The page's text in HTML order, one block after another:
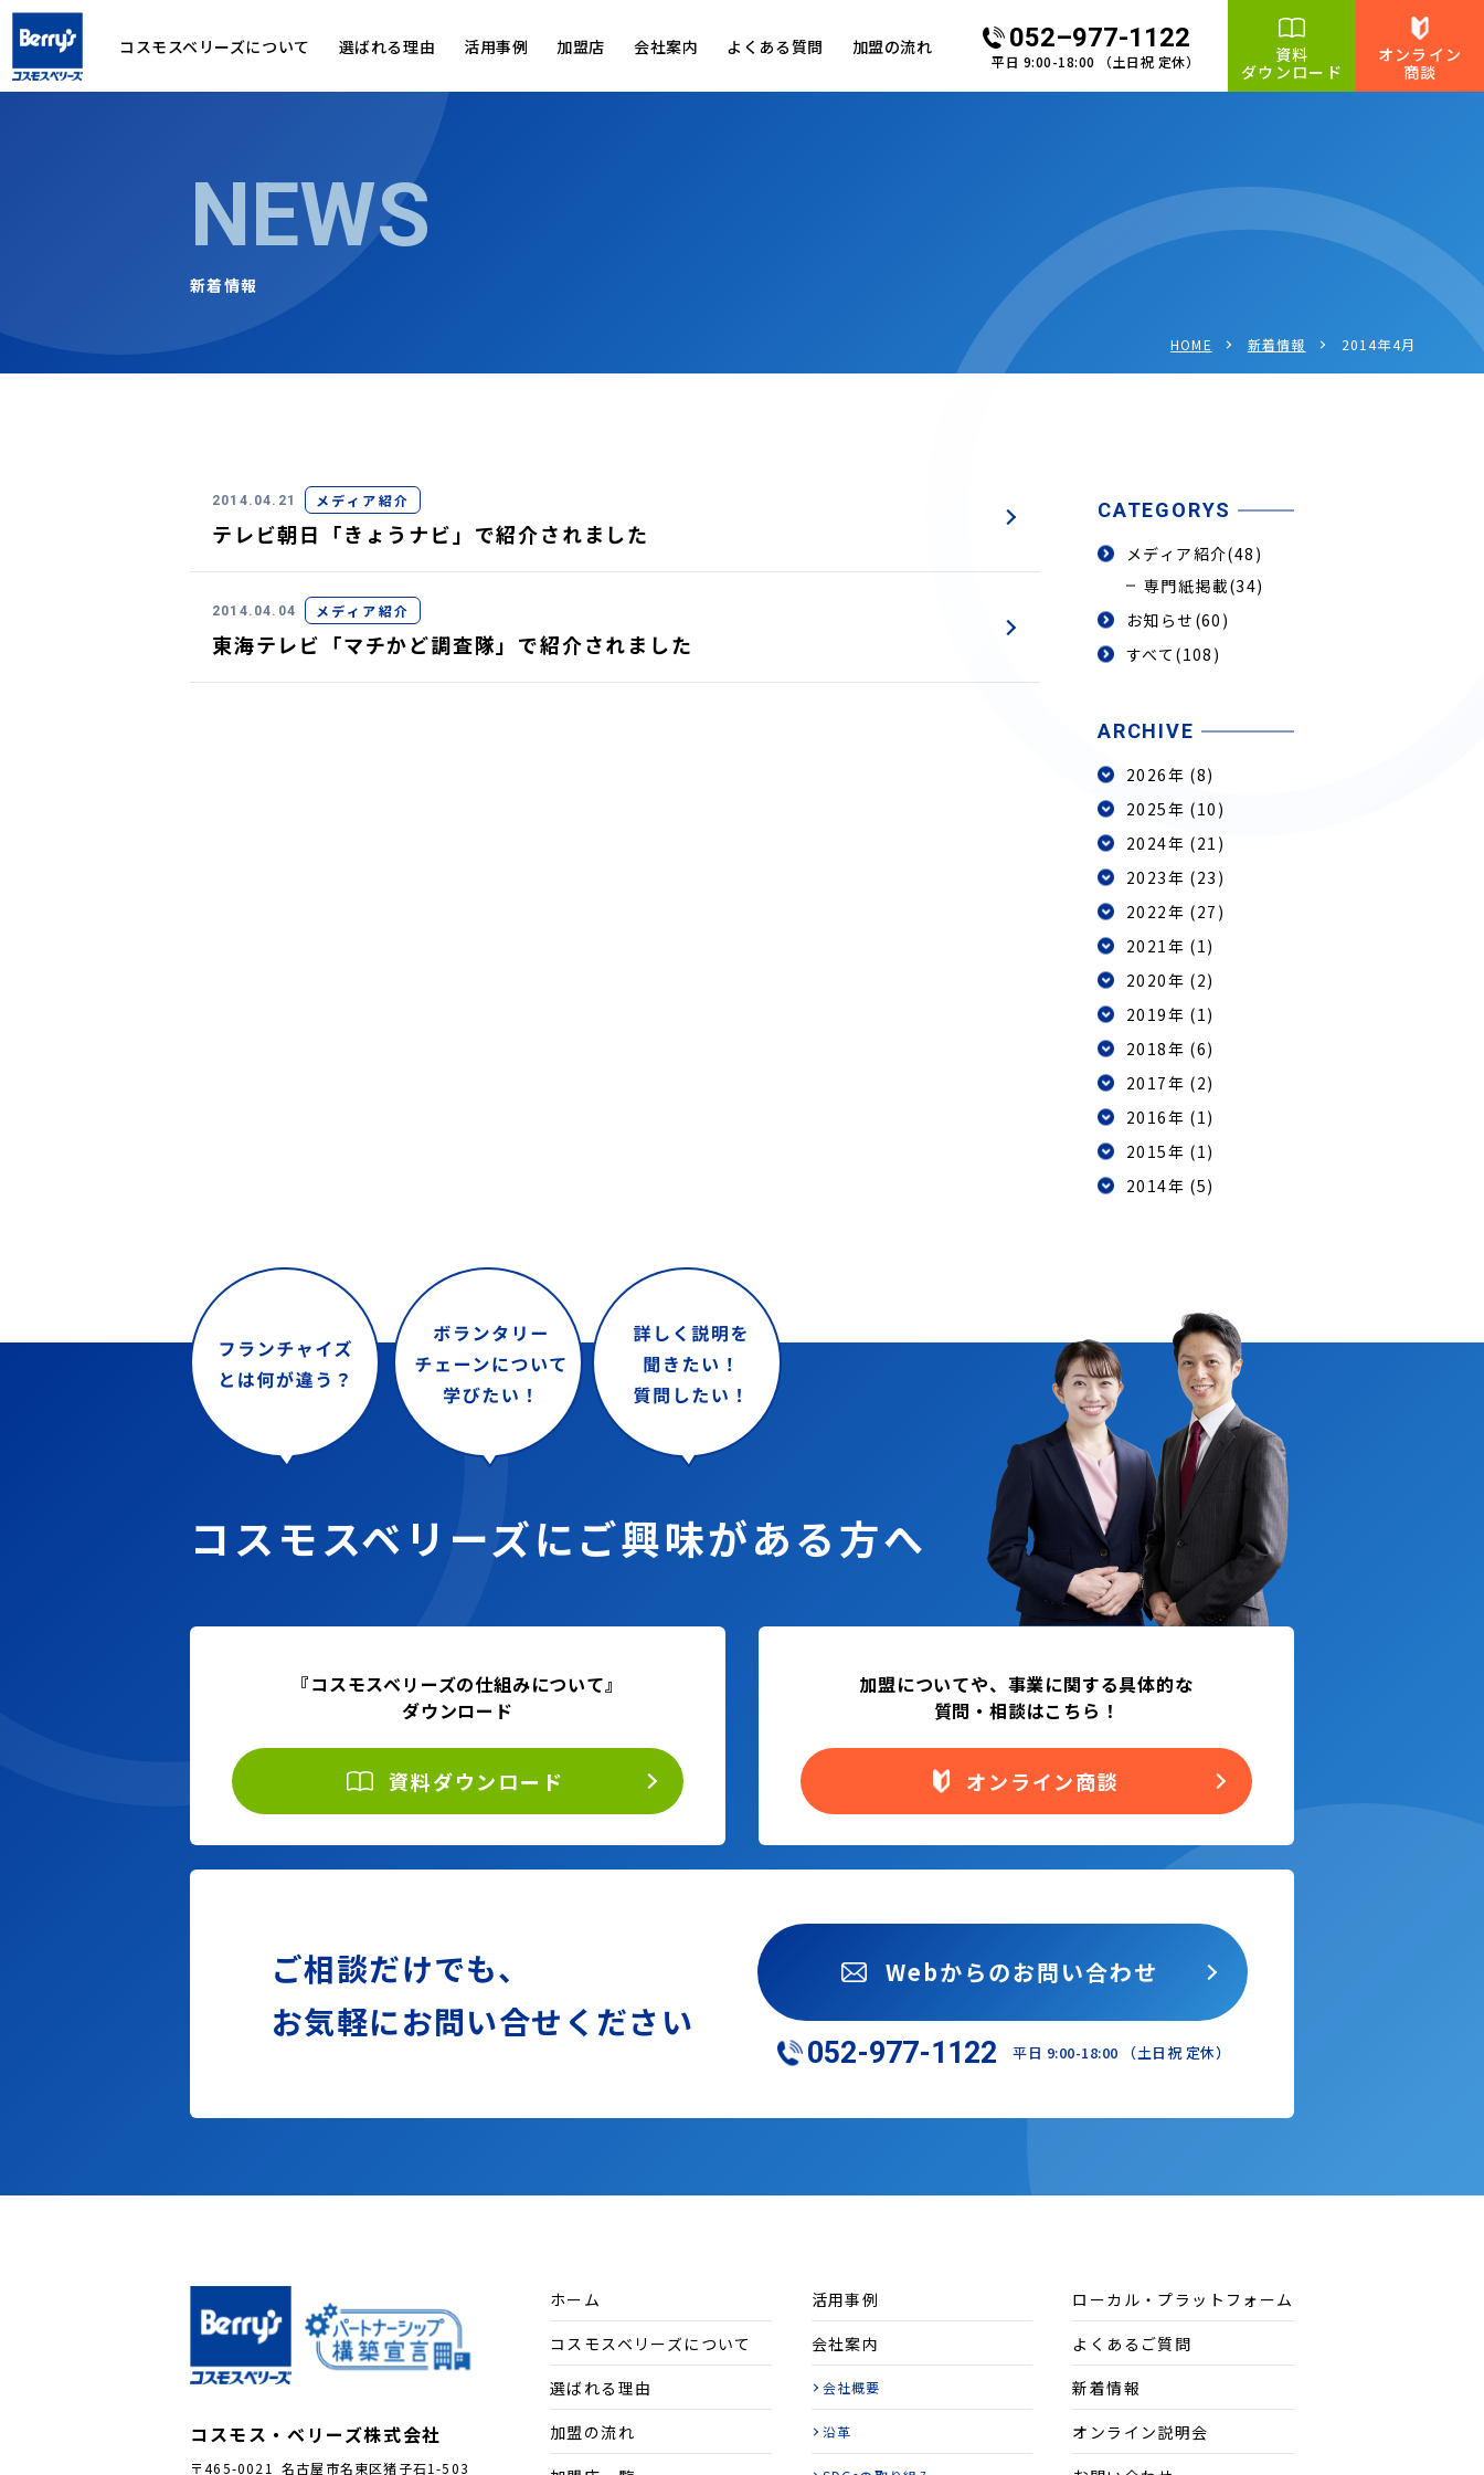
コスモスベリーズについて 選ばれる理由 活用事例 加盟店 会社案内 よくある質問 加盟の流れ 052–977-1122
平日 9:00-18:00 （土日祝 定休）
資料
ダウンロード
オンライン
商談
NEWS
新着情報
HOME 新着情報 2014年4月
2014.04.21 メディア紹介
テレビ朝日「きょうナビ」で紹介されました
2014.04.04 メディア紹介
東海テレビ「マチかど調査隊」で紹介されました
CATEGORYS
メディア紹介(48)
専門紙掲載(34)
お知らせ (60)
すべて(108)
ARCHIVE
2026年 (8)
2025年 (10)
2024年 (21)
2023年 (23)
2022年 (27)
2021年 (1)
2020年 (2)
2019年 (1)
2018年 (6)
2017年 (2)
2016年 (1)
2015年 (1)
2014年 (5)
コスモスベリーズにご興味がある方へ
『コスモスベリーズの仕組みについて』
ダウンロード
資料ダウンロード
加盟についてや、事業に関する具体的な
質問・相談はこちら！
オンライン商談
ご相談だけでも、
お気軽にお問い合せください
052-977-1122 平日 9:00-18:00 （土日祝 定休）
Webからのお問い合わせ
コスモス・ベリーズ株式会社
〒465-0021 名古屋市名東区猪子石1-503
ホーム 活用事例
ローカル・プラットフォーム
コスモスベリーズについて
会社案内
よくあるご質問
選ばれる理由
会社概要
新着情報
加盟の流れ
沿革
オンライン説明会